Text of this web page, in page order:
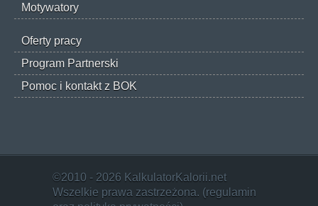
Motywatory
Oferty pracy
Program Partnerski
Pomoc i kontakt z BOK
©2010 - 2026 KalkulatorKalorii.net
Wszelkie prawa zastrzeżona. (regulamin